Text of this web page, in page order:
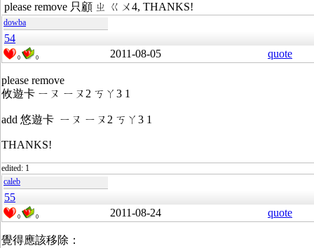
please remove 只顧 ㄓ ㄍㄨ4, THANKS!
dowba
54
0 0 2011-08-05 quote
please remove
攸遊卡 ㄧㄡ ㄧㄡ2 ㄎㄚ3 1
add 悠遊卡 ㄧㄡ ㄧㄡ2 ㄎㄚ3 1
THANKS!
edited: 1
caleb
55
0 0 2011-08-24 quote
覺得應該移除：